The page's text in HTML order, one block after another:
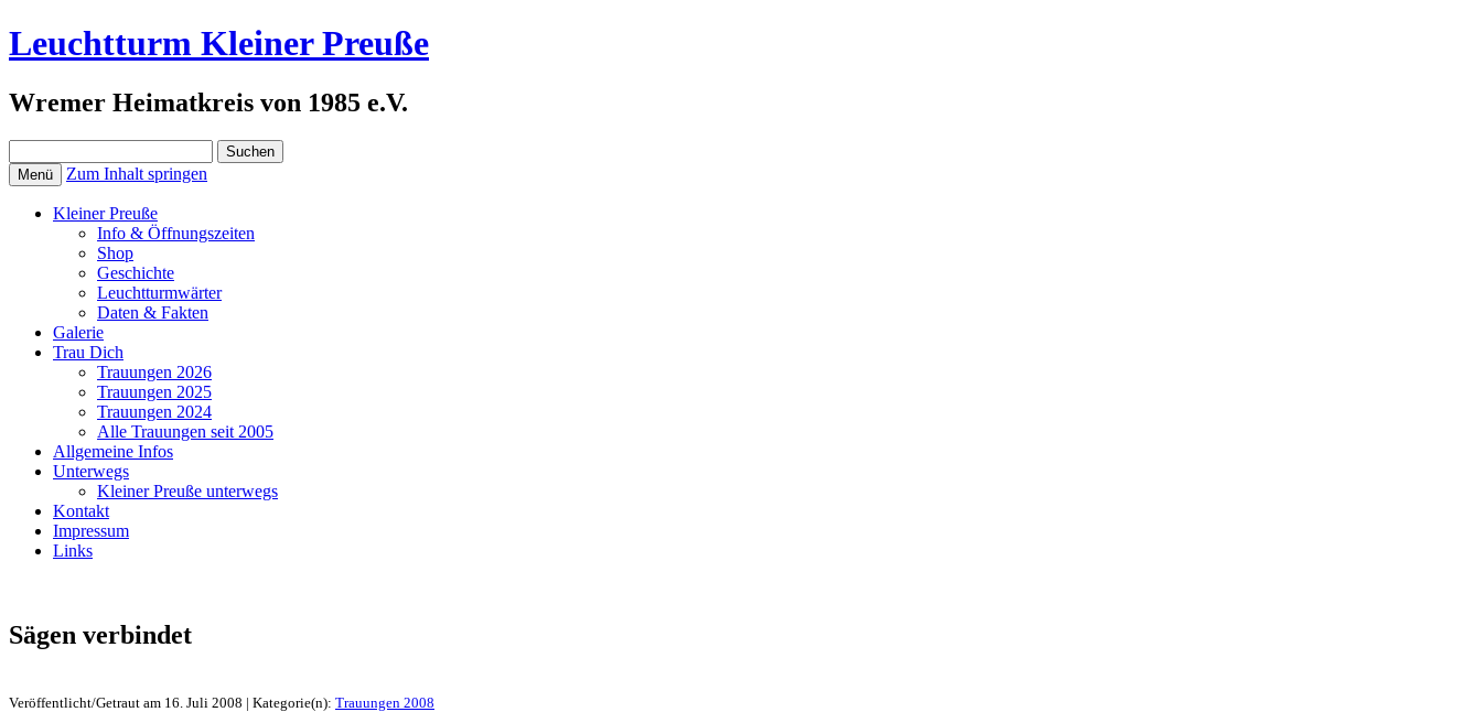
Leuchtturm Kleiner Preuße
Wremer Heimatkreis von 1985 e.V.
nach:
Menü Zum Inhalt springen
Kleiner Preuße
Info & Öffnungszeiten
Shop
Geschichte
Leuchtturmwärter
Daten & Fakten
Galerie
Trau Dich
Trauungen 2026
Trauungen 2025
Trauungen 2024
Alle Trauungen seit 2005
Allgemeine Infos
Unterwegs
Kleiner Preuße unterwegs
Kontakt
Impressum
Links
Sägen verbindet
Veröffentlicht/Getraut am 16. Juli 2008 | Kategorie(n): Trauungen 2008